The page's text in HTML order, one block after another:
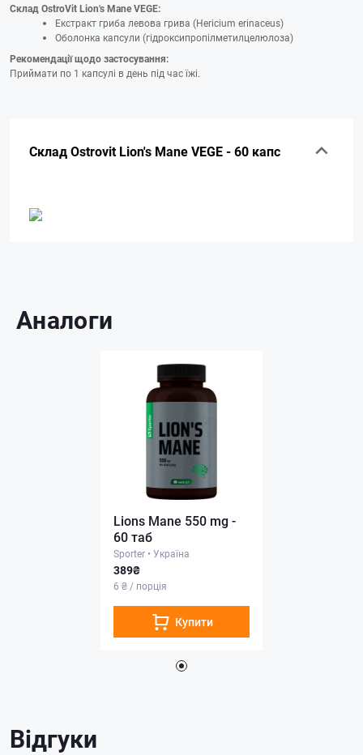
Склад OstroVit Lion's Mane VEGE:
Екстракт гриба левова грива (Hericium erinaceus)
Оболонка капсули (гідроксипропілметилцелюлоза)
Рекомендації щодо застосування:
Приймати по 1 капсулі в день під час їжі.
Склад Ostrovit Lion's Mane VEGE - 60 капс
Аналоги
Lions Mane 550 mg -
60 таб
Sporter • Україна
389₴
6 ₴ / порція
Купити
Відгуки